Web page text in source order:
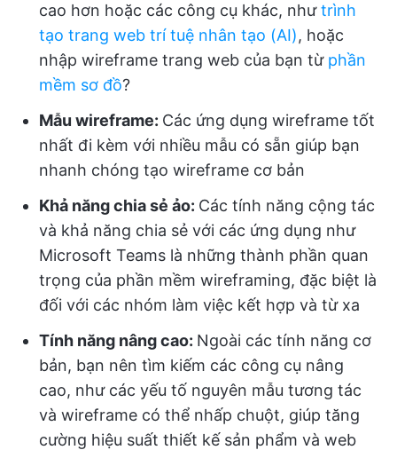
cao hơn hoặc các công cụ khác, nhưtrình
tạo trang web trí tuệ nhân tạo (AI), hoặc
nhập wireframe trang web của bạn từ phần
mềm sơ đồ?
Mẫu wireframe: Các ứng dụng wireframe tốt
nhất đi kèm với nhiều mẫu có sẵn giúp bạn
nhanh chóng tạo wireframe cơ bản
Khả năng chia sẻ ảo: Các tính năng cộng tác
và khả năng chia sẻ với các ứng dụng như
Microsoft Teams là những thành phần quan
trọng của phần mềm wireframing, đặc biệt là
đối với các nhóm làm việc kết hợp và từ xa
Tính năng nâng cao: Ngoài các tính năng cơ
bản, bạn nên tìm kiếm các công cụ nâng
cao, như các yếu tố nguyên mẫu tương tác
và wireframe có thể nhấp chuột, giúp tăng
cường hiệu suất thiết kế sản phẩm và web